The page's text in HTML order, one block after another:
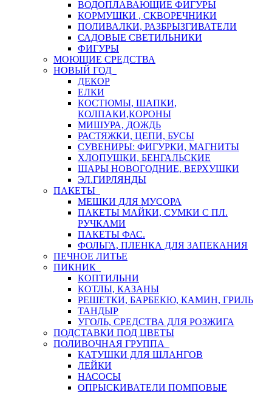
ВОДОПЛАВАЮЩИЕ ФИГУРЫ
КОРМУШКИ , СКВОРЕЧНИКИ
ПОЛИВАЛКИ, РАЗБРЫЗГИВАТЕЛИ
САДОВЫЕ СВЕТИЛЬНИКИ
ФИГУРЫ
МОЮЩИЕ СРЕДСТВА
НОВЫЙ ГОД
ДЕКОР
ЕЛКИ
КОСТЮМЫ, ШАПКИ,
КОЛПАКИ,КОРОНЫ
МИШУРА, ДОЖДЬ
РАСТЯЖКИ, ЦЕПИ, БУСЫ
СУВЕНИРЫ: ФИГУРКИ, МАГНИТЫ
ХЛОПУШКИ, БЕНГАЛЬСКИЕ
ШАРЫ НОВОГОДНИЕ, ВЕРХУШКИ
ЭЛ.ГИРЛЯНДЫ
ПАКЕТЫ
МЕШКИ ДЛЯ МУСОРА
ПАКЕТЫ МАЙКИ, СУМКИ С ПЛ.
РУЧКАМИ
ПАКЕТЫ ФАС.
ФОЛЬГА, ПЛЕНКА ДЛЯ ЗАПЕКАНИЯ
ПЕЧНОЕ ЛИТЬЕ
ПИКНИК
КОПТИЛЬНИ
КОТЛЫ, КАЗАНЫ
РЕШЕТКИ, БАРБЕКЮ, КАМИН, ГРИЛЬ
ТАНДЫР
УГОЛЬ, СРЕДСТВА ДЛЯ РОЗЖИГА
ПОДСТАВКИ ПОД ЦВЕТЫ
ПОЛИВОЧНАЯ ГРУППА
КАТУШКИ ДЛЯ ШЛАНГОВ
ЛЕЙКИ
НАСОСЫ
ОПРЫСКИВАТЕЛИ ПОМПОВЫЕ